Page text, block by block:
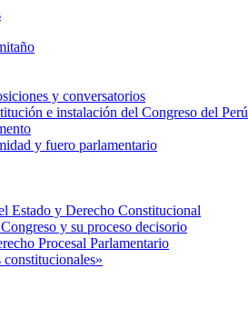
y conversatorios
e instalación del Congreso del Perú
y fuero parlamentario
Estado y Derecho Constitucional
y su proceso decisorio
Procesal Parlamentario